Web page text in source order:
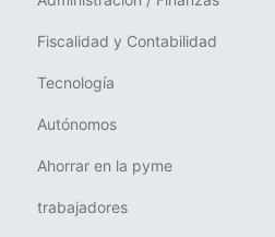
Fiscalidad y Contabilidad
Tecnología
Autónomos
Ahorrar en la pyme
trabajadores